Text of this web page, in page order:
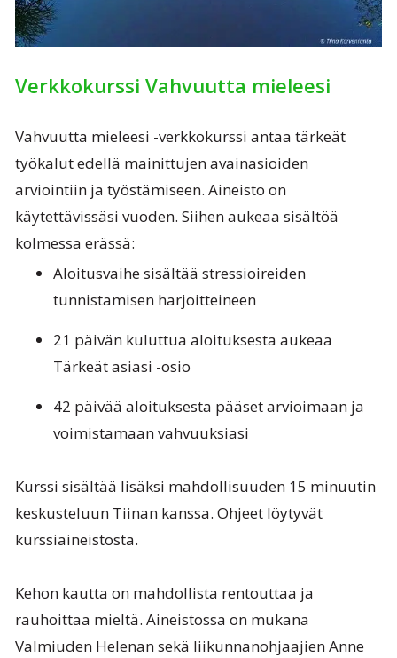
Verkkokurssi Vahvuutta mieleesi
Vahvuutta mieleesi -verkkokurssi antaa tärkeät
työkalut edellä mainittujen avainasioiden
arviointiin ja työstämiseen. Aineisto on
käytettävissäsi vuoden. Siihen aukeaa sisältöä
kolmessa erässä:
Aloitusvaihe sisältää stressioireiden
tunnistamisen harjoitteineen
21 päivän kuluttua aloituksesta aukeaa
Tärkeät asiasi -osio
42 päivää aloituksesta pääset arvioimaan ja
voimistamaan vahvuuksiasi
Kurssi sisältää lisäksi mahdollisuuden 15 minuutin
keskusteluun Tiinan kanssa. Ohjeet löytyvät
kurssiaineistosta.
Kehon kautta on mahdollista rentouttaa ja
rauhoittaa mieltä. Aineistossa on mukana
Valmiuden Helenan sekä liikunnanohjaajien Anne